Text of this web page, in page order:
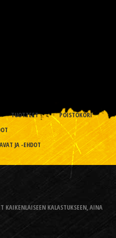
TUOTTEET
POISTOKORI
JA -EHDOT
KAIKENLAISEEN KALASTUKSEEN, AINA